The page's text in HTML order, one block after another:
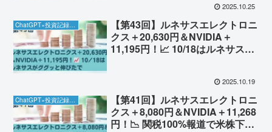
2025.10.25
ChatGPT×投資記録チャレンジ
【第43回】ルネサスエレクトロニ
クス＋20,630円＆NVIDIA＋
11,195円！📈 10/18はルネサスが
2025.10.19
ChatGPT×投資記録チャレンジ
【第41回】ルネサスエレクトロニ
クス＋8,080円＆NVIDIA＋11,268
円！📉 関税100%報道で米株下